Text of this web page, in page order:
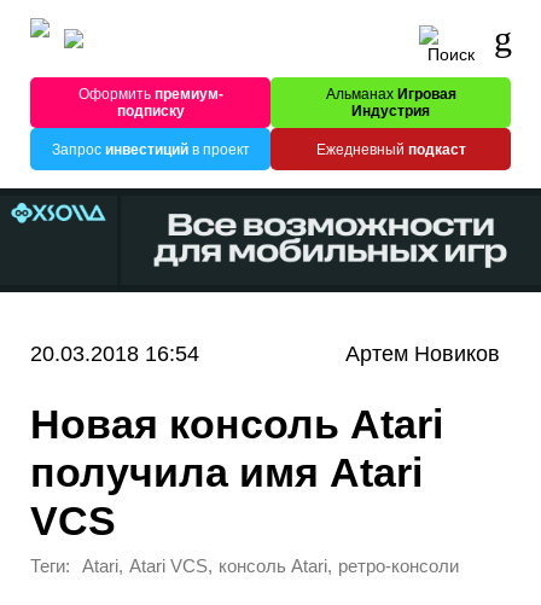
Оформитьпремиум-
подписку
Альманах Игровая
Индустрия
Запрос инвестицийв проект Ежедневный подкаст
20.03.2018 16:54 Артем Новиков
Новая консоль Atari
получила имя Atari
VCS
Теги: Atari, Atari VCS, консоль Atari, ретро-консоли